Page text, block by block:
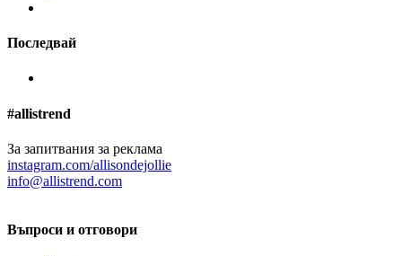
Последвай
#allistrend
За запитвания за реклама
instagram.com/allisondejollie
info@allistrend.com
Въпроси и отговори